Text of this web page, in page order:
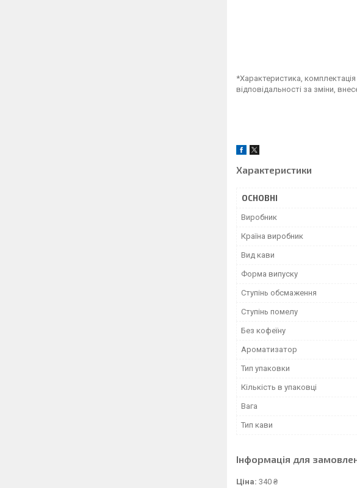
*Характеристика,
відповідальності за зміни,
Характеристики
ОСНОВНІ
Виробник
Країна виробник
Вид кави
Форма випуску
Ступінь обсмаження
Ступінь помелу
Без кофеїну
Ароматизатор
Тип упаковки
Кількість в упаковці
Вага
Тип кави
Інформація для
Ціна: 340 ₴